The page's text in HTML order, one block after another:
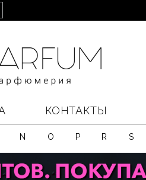
КОНТАКТЫ
N O P R S